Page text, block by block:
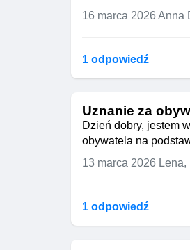
16 marca 2026 Anna
1 odpowiedź
Uznanie za
Dzień dobry, jestem
obywatela na
13 marca 2026 Lena,
1 odpowiedź